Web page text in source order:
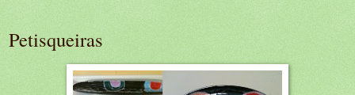
Petisqueiras